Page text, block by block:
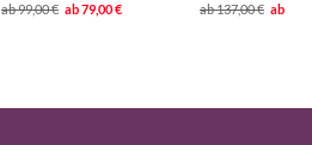
ab99,00 € ab79,00 €
ab137,00 € ab